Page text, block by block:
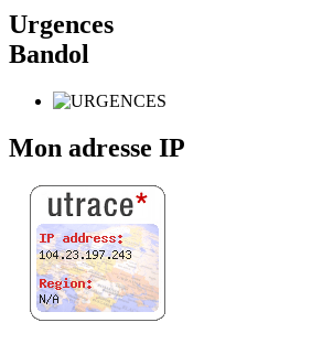
Urgences
Bandol
Mon adresse IP